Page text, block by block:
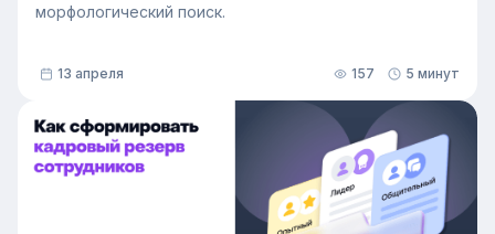
морфологический поиск.
13 апреля 157 5 минут